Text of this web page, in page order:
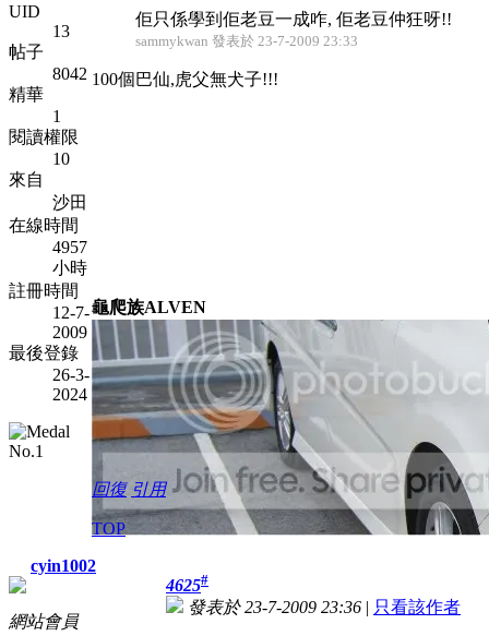
UID
13
帖子
8042
精華
1
閱讀權限
10
來自
沙田
在線時間
4957
小時
註冊時間
12-7-
2009
最後登錄
26-3-
2024
佢只係學到佢老豆一成咋, 佢老豆仲狂呀!!
sammykwan 發表於 23-7-2009 23:33
100個巴仙,虎父無犬子!!!
龜爬族ALVEN
回復 引用
TOP
cyin1002
網站會員
4625#
發表於 23-7-2009 23:36 | 只看該作者